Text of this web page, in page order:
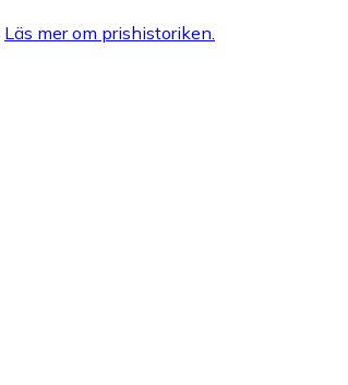
Läs mer om prishistoriken.